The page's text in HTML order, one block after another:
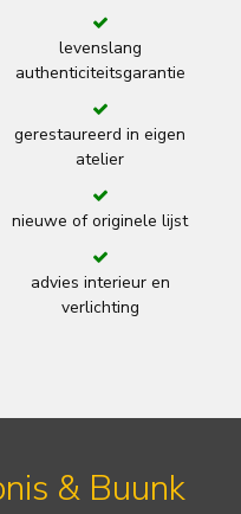
levenslang
authenticiteitsgarantie
gerestaureerd in eigen
atelier
nieuwe of originele lijst
advies interieur en
verlichting
& Buunk